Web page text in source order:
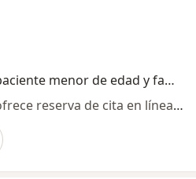
Acompañamiento a paciente menor de edad y familia con incongruencia de género
Este especialista no ofrece reserva de cita en línea en esta dirección.